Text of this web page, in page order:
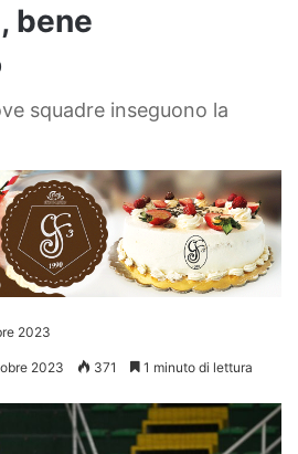
bene
squadre inseguono la
2023
2023 371 1 minuto di lettura